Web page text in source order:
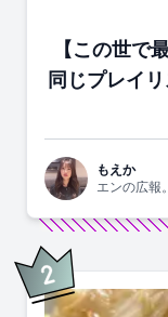
【この世で最
【この世で
同じプレイ
もえか
エンの広報
2位